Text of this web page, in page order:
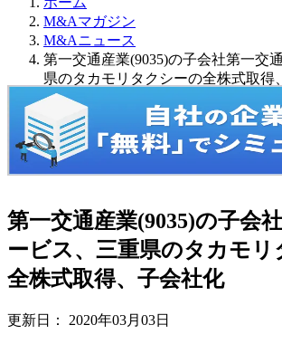
M&Aマガジン
M&Aニュース
第一交通産業(9035)の子会社第一交
県のタカモリタクシーの全株式取得
第一交通産業(9035)の子会
ービス、三重県のタカモリ
全株式取得、子会社化
更新日： 2020年03月03日